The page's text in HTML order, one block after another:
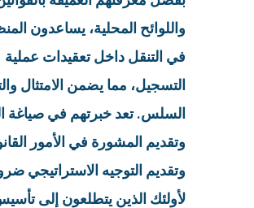
واللوائح المحلية، يساعدون
في التنقل داخل تعقيدات عملية
التسجيل، مما يضمن الامتثال
السلس. تعد خبرتهم في صياغة
وتقديم المشورة في الأمور
وتقديم التوجيه الاستراتيجي
لأولئك الذين يتطلعون إلى